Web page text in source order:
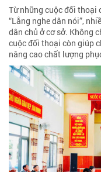
Từ những cuộc đối thoại
“Lắng nghe dân nói”,
dân chủ ở cơ sở. Không
cuộc đối thoại còn giúp
nâng cao chất lượng